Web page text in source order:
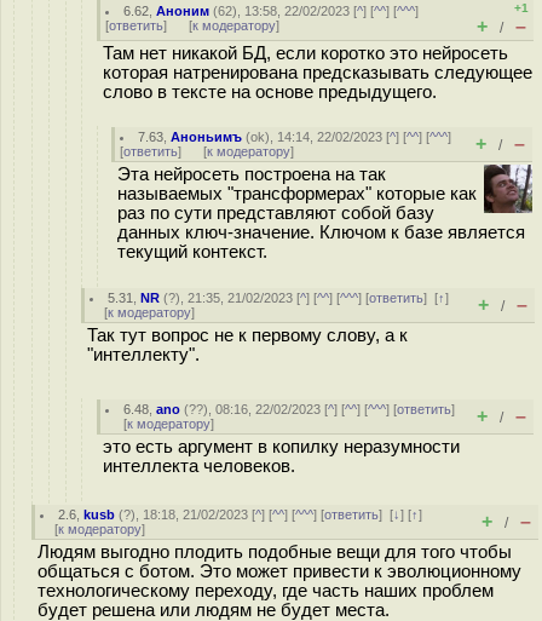
6.62 ,Аноним (62), 13:58, 22/02/2023 [^] [^^] [^^^]
[ответить] [к модератору]
+1
+ / –
Там нет никакой БД, если коротко это нейросеть
которая натренирована предсказывать следующее
слово в тексте на основе предыдущего.
7.63 ,Аноньимъ (ok), 14:14, 22/02/2023 [^] [^^] [^^^]
[ответить] [к модератору] + / –
Эта нейросеть построена на так
называемых "трансформерах" которые как
раз по сути представляют собой базу
данных ключ-значение. Ключом к базе является
текущий контекст.
5.31 ,NR (?), 21:35, 21/02/2023 [^] [^^] [^^^] [ответить][↑]
[к модератору] + / –
Так тут вопрос не к первому слову, а к
"интеллекту".
6.48 ,ano (??), 08:16, 22/02/2023 [^] [^^] [^^^] [ответить]
[к модератору] + / –
это есть аргумент в копилку неразумности
интеллекта человеков.
2.6 ,kusb (?), 18:18, 21/02/2023 [^] [^^] [^^^] [ответить][↓] [↑]
[к модератору] + / –
Людям выгодно плодить подобные вещи для того чтобы
общаться с ботом. Это может привести к эволюционному
технологическому переходу, где часть наших проблем
будет решена или людям не будет места.